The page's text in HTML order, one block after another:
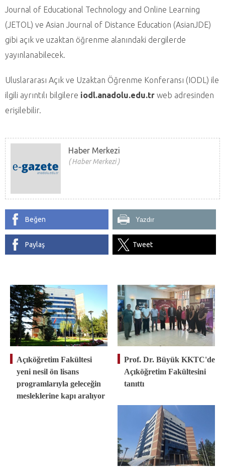
Journal of Educational Technology and Online Learning
(JETOL) ve Asian Journal of Distance Education (AsianJDE)
gibi açık ve uzaktan öğrenme alanındaki dergilerde
yayınlanabilecek.
Uluslararası Açık ve Uzaktan Öğrenme Konferansı (IODL) ile
ilgili ayrıntılı bilgilere iodl.anadolu.edu.tr web adresinden
erişilebilir.
Haber Merkezi
Haber Merkezi
Beğen Yazdır
Paylaş Tweet
Açıköğretim Fakültesi
yeni nesil ön lisans
programlarıyla geleceğin
mesleklerine kapı aralıyor
Prof. Dr. Büyük KKTC'de
Açıköğretim Fakültesini
tanıttı